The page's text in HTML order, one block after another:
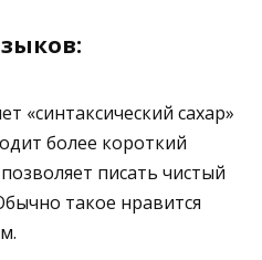
«синтаксический сахар»
более короткий
писать чистый
такое нравится